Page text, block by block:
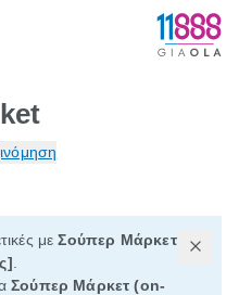
μεΣούπερ Μάρκετ
Σούπερ Μάρκετ (on-